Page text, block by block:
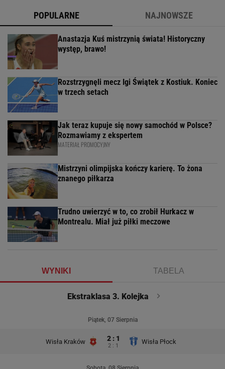
POPULARNE NAJNOWSZE
Anastazja Kuś mistrzynią świata! Historyczny
występ, brawo!
Rozstrzygnęli mecz Igi Świątek z Kostiuk. Koniec
w trzech setach
Jak teraz kupuje się nowy samochód w Polsce?
Rozmawiamy z ekspertem
MATERIAŁ PROMOCYJNY
Mistrzyni olimpijska kończy karierę. To żona
znanego piłkarza
Trudno uwierzyć w to, co zrobił Hurkacz w
Montrealu. Miał już piłki meczowe
WYNIKI TABELA
Ekstraklasa 3. Kolejka
Piątek, 07 Sierpnia
Wisła Kraków 2 : 1
2 : 1
Wisła Płock